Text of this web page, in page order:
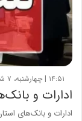
۱۴:۵۱ | چهارشنبه، ۷ شهریور ۱۴۰۳
ادارات و
ادارات و بانک‌های استان مرکزی